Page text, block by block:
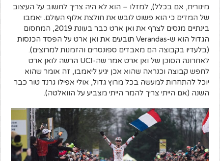
מינורית, אם בכלל), למזלו – הוא לא היה צריך לחשוב על העיצוב
של המדים כי הוא פשוט לובש את חולצת אלוף העולם. יאמבו
בינתיים מנסים לצרף את ואן ארט כבר בעונת 2019, המחסום
הגדול הוא ש-Verandas תובעים את ואן ארט על הפסד הכנסות
(בלעדיו בקבוצה הם מאבדים ספונסרים והזמנות למרוצים).
לאחרונה הסוכן של ואן ארט אמר שה-UCI הרשה לואן ארט
לחפש קבוצה וכנראה שהוא אכן יגיע ליאמבו, זה אומר שהוא
יוכל להתחרות למעשה בכל מרוץ גדול, אולי אפילו גרנד טור כבר
השנה (אם הייתי צריך להמר הייתי מצביע על הוואלטה).